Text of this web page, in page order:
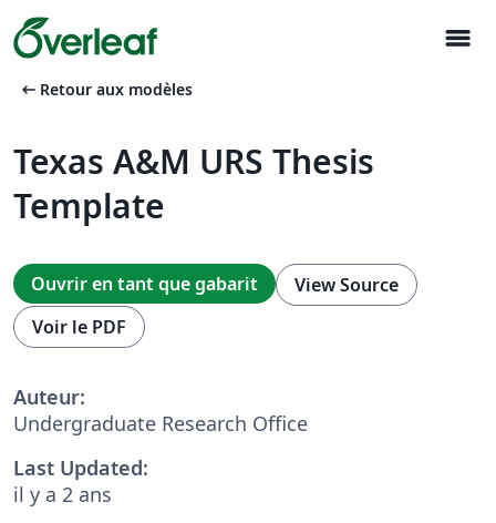
menu
arrow_left_alt Retour aux modèles
Texas A&M URS Thesis
Template
Ouvrir en tant que gabarit
View Source
Voir le PDF
Auteur:
Undergraduate Research Office
Last Updated:
il y a 2 ans